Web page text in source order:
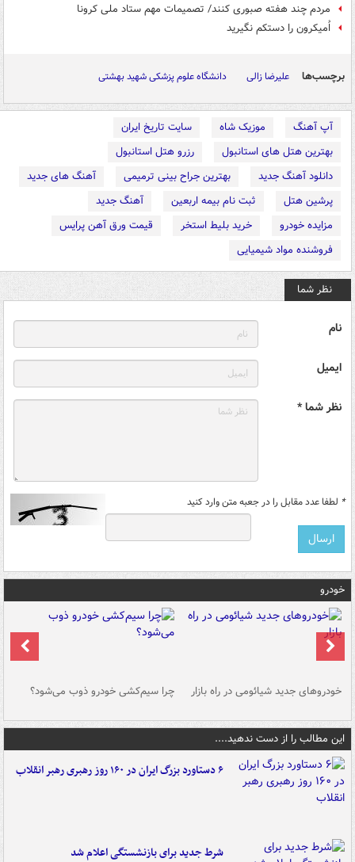
مردم چند هفته صبوری کنند/ تصمیمات مهم ستاد ملی کرونا
اُمیکرون را دستکم نگیرید
برچسب‌ها علیرضا زالی دانشگاه علوم پزشکی شهید بهشتی
آپ آهنگ موزیک شاه
سایت تاریخ ایران
بهترین هتل های استانبول
رزرو هتل استانبول
دانلود آهنگ جدید
بهترین جراح بینی ترمیمی
آهنگ های جدید
پرشین هتل
ثبت نام بیمه اربعین
آهنگ جدید
مزایده خودرو
خرید بلیط استخر
قیمت ورق آهن پرایس
فروشنده مواد شیمیایی
نظر شما
نام
ایمیل
نظر شما *
* لطفا عدد مقابل را در جعبه متن وارد کنید
خودرو
خودروهای جدید شیائومی در راه بازار چرا سیم‌کشی خودرو ذوب می‌شود؟
این مطالب را از دست ندهید....
۶ دستاورد بزرگ ایران در ۱۶۰ روز رهبری رهبر انقلاب
شرط جدید برای بازنشستگی اعلام شد